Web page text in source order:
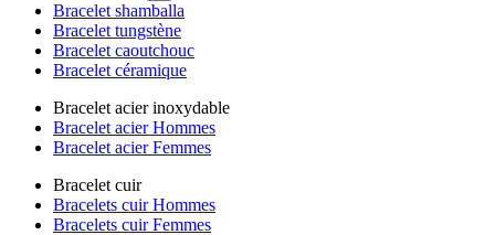
Bracelet shamballa
Bracelet tungstène
Bracelet caoutchouc
Bracelet céramique
Bracelet acier inoxydable
Bracelet acier Hommes
Bracelet acier Femmes
Bracelet cuir
Bracelets cuir Hommes
Bracelets cuir Femmes